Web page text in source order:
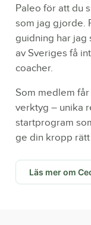
Paleo för att du
som jag gjorde.
guidning har jag
av Sveriges få
coacher.
Som medlem
verktyg – unika
startprogram
ge din kropp
Läs mer om